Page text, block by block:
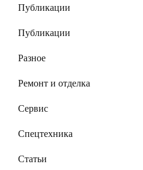
Публикации
Публикации
Разное
Ремонт и отделка
Сервис
Спецтехника
Статьи